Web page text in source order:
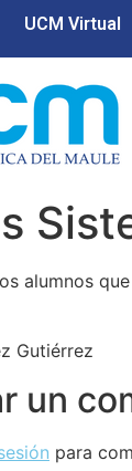
UCM Virtual
alumnos
Gutiérrez
un
para